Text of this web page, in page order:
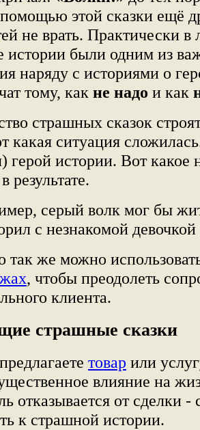
этой сказки ещё
не врать. Практически в
истории были одним из
наряду с историями о
тому, как не надо и как
страшных сказок
какая ситуация
герой истории. Вот какое
результате.
серый волк мог бы
с незнакомой
так же можно
, чтобы преодолеть
клиента.
страшные сказки
товар или
влияние на
отказывается от сделки -
к страшной истории.